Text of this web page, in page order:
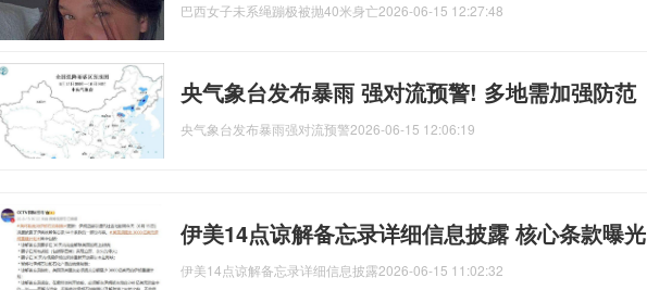
巴西女子未系绳蹦极被抛40米身亡2026-06-15 12:27:48
央气象台发布暴雨 强对流预警! 多地需加强防范
央气象台发布暴雨强对流预警2026-06-15 12:06:19
伊美14点谅解备忘录详细信息披露 核心条款曝光
伊美14点谅解备忘录详细信息披露2026-06-15 11:02:32